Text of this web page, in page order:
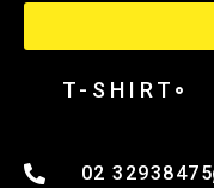
T-SHIRT
02 32938475